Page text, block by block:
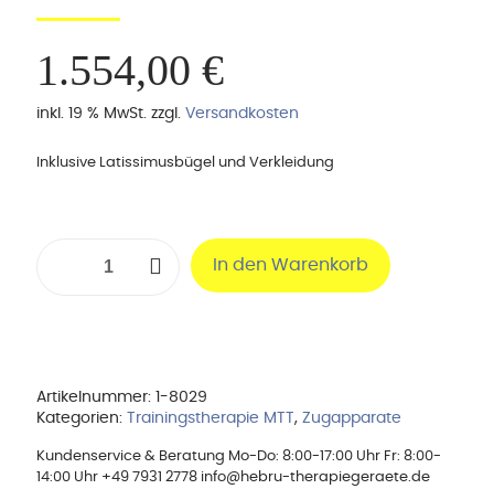
1.554,00 €
inkl. 19 % MwSt. zzgl. Versandkosten
Inklusive Latissimusbügel und Verkleidung
In den Warenkorb
Artikelnummer: 1-8029
Kategorien:
Trainingstherapie MTT , Zugapparate
Kundenservice & Beratung Mo-Do: 8:00-17:00 Uhr Fr: 8:00-
14:00 Uhr +49 7931 2778 info@hebru-therapiegeraete.de